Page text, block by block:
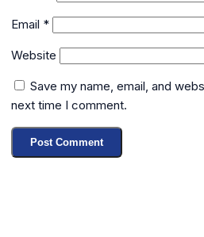
Email *
Website
Save my name, email, and
next time I comment.